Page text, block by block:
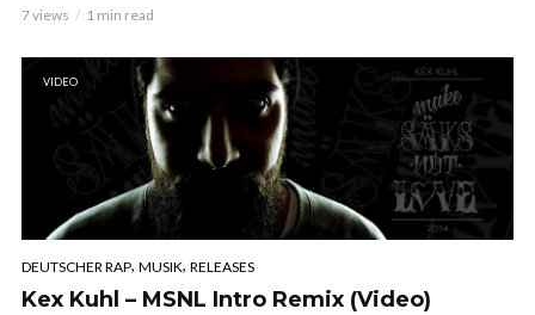
7 views 1 min read
VIDEO
DEUTSCHER RAP, MUSIK, RELEASES
Kex Kuhl – MSNL Intro Remix (Video)